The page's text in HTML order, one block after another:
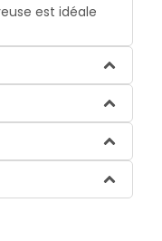
est idéale